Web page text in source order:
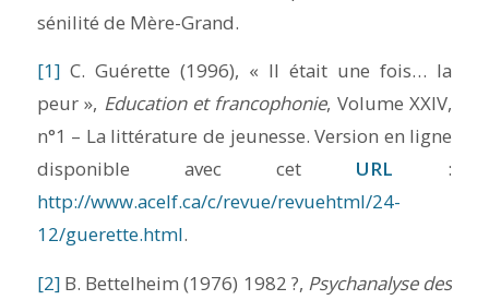
sénilité de Mère-Grand.
[1]C. Guérette (1996), « Il était une fois… la
peur », Education et francophonie, Volume XXIV,
n°1 – La littérature de jeunesse. Version en ligne
disponible avec cet URL :
http://www.acelf.ca/c/revue/revuehtml/24-
12/guerette.html.
[2]B. Bettelheim (1976) 1982 ?, Psychanalyse des